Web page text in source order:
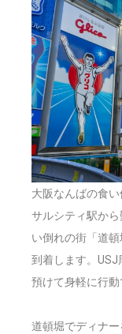
大阪なんばの食
サルシティ駅か
い倒れの街「道
到着します。USJ
預けて身軽に行動
道頓堀でディナ